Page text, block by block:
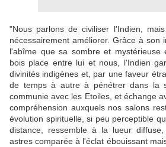
"Nous parlons de civiliser l'Indien,
nécessairement améliorer. Grâce à son
l'abîme que sa sombre et mystérieuse
bois place entre lui et nous, l'Indien
divinités indigènes et, par une faveur
de temps à autre à pénétrer dans la
communie avec les Etoiles, et échange
compréhension auxquels nos salons
évolution spirituelle, si peu perceptible
distance, ressemble à la lueur
astres comparée à l'éclat ébouissant